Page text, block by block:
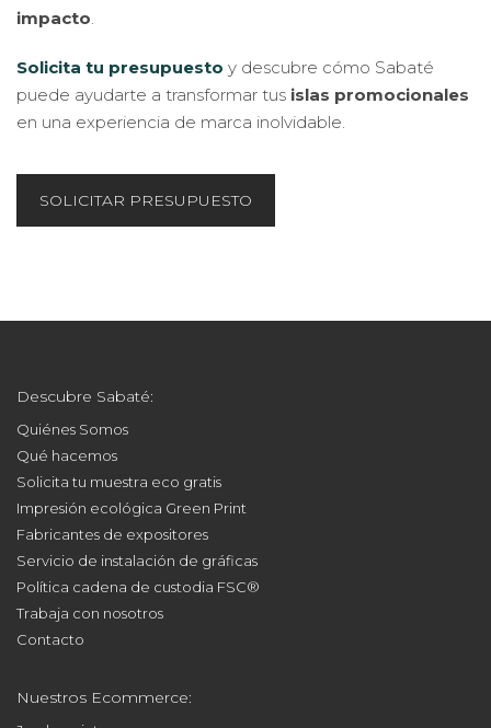
impacto
Solicita tu presupuesto y descubre cómo Sabaté
puede ayudarte a transformar tus islas promocionales
en una experiencia de marca inolvidable.
SOLICITAR PRESUPUESTO
Descubre Sabaté:
Quiénes Somos
Qué hacemos
Solicita tu muestra eco gratis
Impresión ecológica Green Print
Fabricantes de expositores
Servicio de instalación de gráficas
Política cadena de custodia FSC®
Trabaja con nosotros
Contacto
Nuestros Ecommerce: